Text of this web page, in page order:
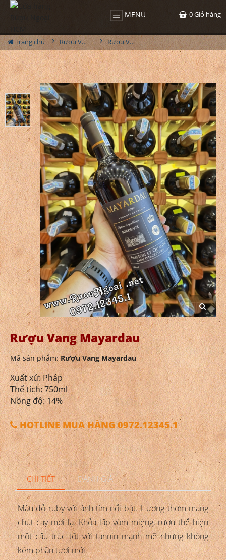
MENU 0Giỏ hàng
Trang chủ Rượu Vang Rượu Vang Mayardau
Rượu Vang Mayardau
Mã sản phẩm:Rượu Vang Mayardau
Xuất xứ: Pháp
Thể tích: 750ml
Nồng độ: 14%
HOTLINE MUA HÀNG 0972.12345.1
CHI TIẾT ĐÁNH GIÁ
Màu đỏ ruby với ánh tím nổi bật. Hương thơm mang
chút cay mới lạ. Khỏa lấp vòm miệng, rượu thể hiện
một cấu trúc tốt với tannin mạnh mẽ nhưng không
kém phần tươi mới.